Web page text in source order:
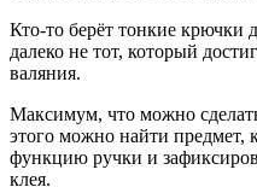
Кто-то берёт тонкие крючки
далеко не тот, который
валяния.
Максимум, что можно
этого можно найти предмет,
функцию ручки и
клея.